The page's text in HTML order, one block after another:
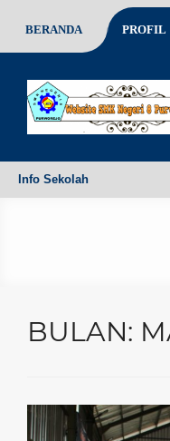
BERANDA PROFIL
Info Sekolah
BULAN: